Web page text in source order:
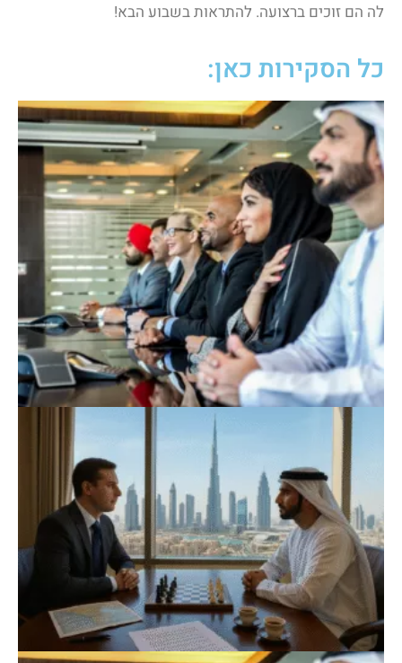
לה הם זוכים ברצועה. להתראות בשבוע הבא!
כל הסקירות כאן: